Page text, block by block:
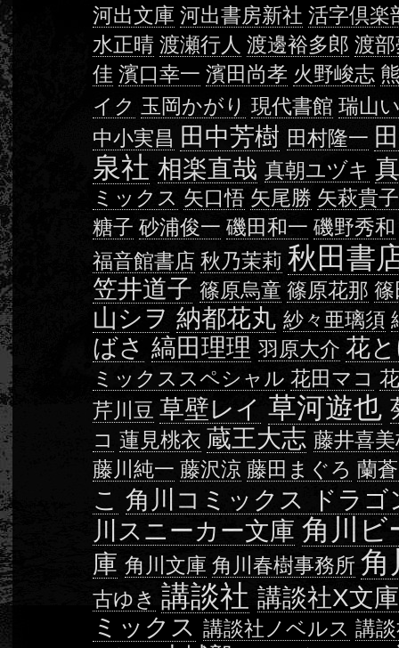
河出文庫 河出書房新社 活字倶楽
水正晴 渡瀬行人 渡邊裕多郎 渡
佳 濱口幸一 濱田尚孝 火野峻志
イク 玉岡かがり 現代書館 瑞山
中小実昌 田中芳樹 田村隆一
泉社 相楽直哉 真朝ユヅキ
ミックス 矢口悟 矢尾勝 矢萩貴子
糖子 砂浦俊一 磯田和一 磯野秀和
福音館書店 秋乃茉莉 秋田書
笠井道子 篠原烏童 篠原花那 篠
山シヲ 納都花丸 紗々亜璃須
ばさ 縞田理理 羽原大介 花
ミックススペシャル 花田マコ
芹川豆 草壁レイ 草河遊也
コ 蓮見桃衣 蔵王大志 藤井喜
藤川純一 藤沢涼 藤田まぐろ 蘭
こ 角川コミックス ドラゴ
川スニーカー文庫 角川ビ
庫 角川文庫 角川春樹事務所 角
古ゆき 講談社 講談社X文
ミックス 講談社ノベルス 講